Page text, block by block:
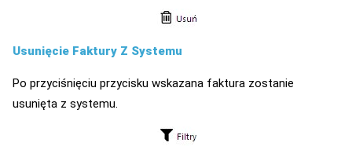
Usunięcie Faktury Z Systemu
Po przyciśnięciu przycisku wskazana faktura zostanie
usunięta z systemu.